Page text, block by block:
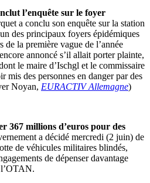
l’enquête sur le foyer
a conclu son enquête sur la station
des principaux foyers épidémiques
la première vague de l’année
annoncé s’il allait porter plainte,
le maire d’Ischgl et le commissaire
mis des personnes en danger par des
Noyan, EURACTIV Allemagne)
367 millions d’euros pour des
a décidé mercredi (2 juin) de
de véhicules militaires blindés,
de dépenser davantage